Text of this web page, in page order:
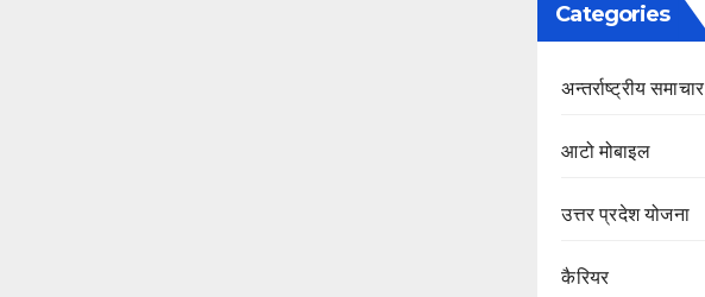
Categories
अन्तर्राष्ट्रीय समाचार
आटो मोबाइल
उत्तर प्रदेश योजना
कैरियर